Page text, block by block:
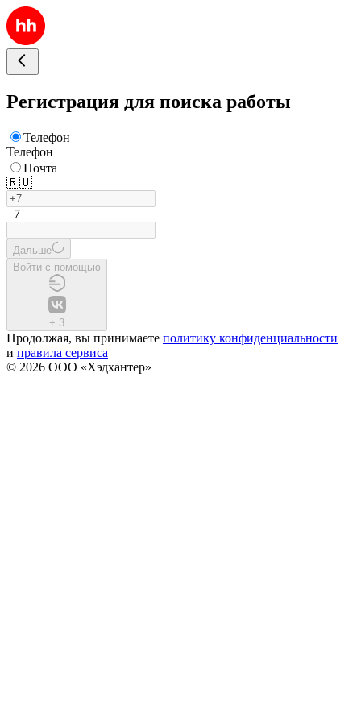
Регистрация для поиска работы
Телефон
Телефон
Почта
🇷🇺
+7
Дальше
Войти с помощью
+ 3
Продолжая, вы принимаете политику конфиденциальности
и правила сервиса
© 2026 ООО «Хэдхантер»